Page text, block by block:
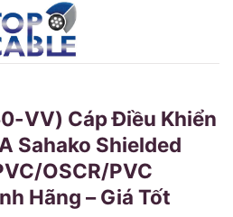
VV) Cáp Điều Khiển
Sahako Shielded
OSCR/PVC
Hãng – Giá Tốt